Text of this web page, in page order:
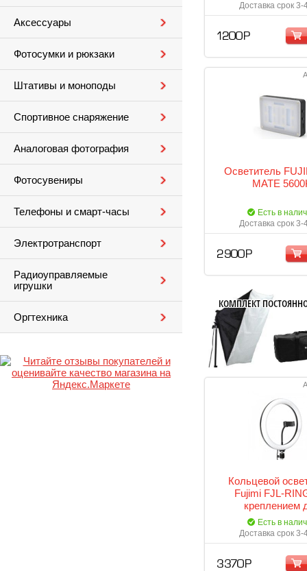
Аксессуары
Фотосумки и рюкзаки
Штативы и моноподы
Спортивное снаряжение
Аналоговая фотография
Фотосувениры
Телефоны и смарт-часы
Электротранспорт
Радиоуправляемые
игрушки
Оргтехника
Доставка срок 3-
1 200 Р
Осветитель
MATE
Есть в
Доставка срок 3-
2 900 Р
Кольцевой
Fujimi FJL-
креплением
смартфона. +
мм
Есть в
Доставка срок 3-
3 370 Р